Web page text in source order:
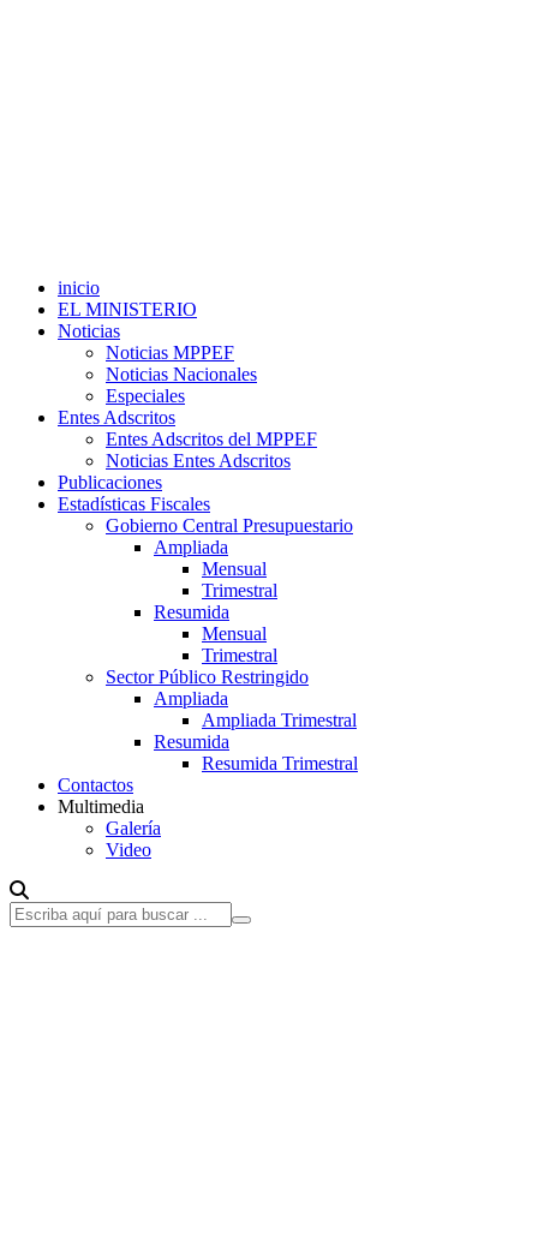
inicio
EL MINISTERIO
Noticias
Noticias MPPEF
Noticias Nacionales
Especiales
Entes Adscritos
Entes Adscritos del MPPEF
Noticias Entes Adscritos
Publicaciones
Estadísticas Fiscales
Gobierno Central Presupuestario
Ampliada
Mensual
Trimestral
Resumida
Mensual
Trimestral
Sector Público Restringido
Ampliada
Ampliada Trimestral
Resumida
Resumida Trimestral
Contactos
Multimedia
Galería
Video